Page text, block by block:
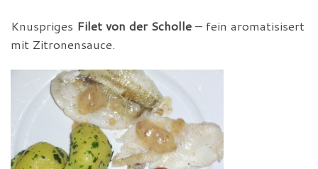
Knuspriges Filet von der Scholle – fein aromatisisert
mit Zitronensauce.